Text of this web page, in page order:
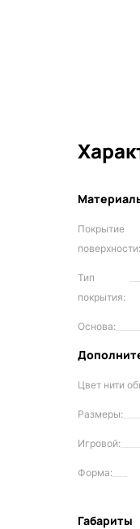
Покрытие
поверхности:
Тип
покрытия:
Основа:
Цвет нити
Размеры:
Игровой:
Форма:
Габариты